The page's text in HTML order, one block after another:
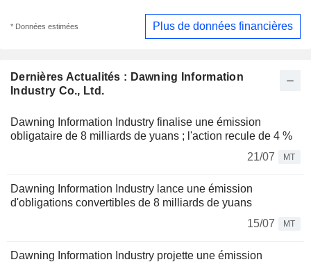
Dernières Actualités : Dawning Information
Industry Co., Ltd.
Dawning Information Industry finalise une émission
obligataire de 8 milliards de yuans ; l'action recule de 4 %
21/07
MT
Dawning Information Industry lance une émission
d'obligations convertibles de 8 milliards de yuans
15/07
MT
Dawning Information Industry projette une émission
* Données estimées Plus de données financières